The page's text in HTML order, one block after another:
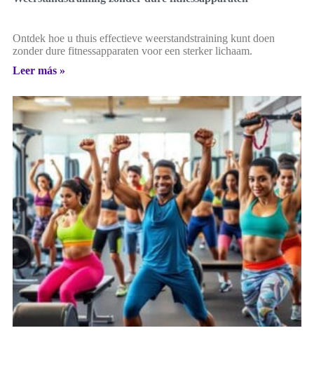
Ontdek hoe u thuis effectieve weerstandstraining kunt doen
zonder dure fitnessapparaten voor een sterker lichaam.
Leer más »